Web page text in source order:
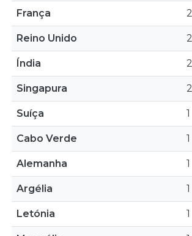
França 2
Reino Unido 2
Índia 2
Singapura 2
Suíça 1
Cabo Verde 1
Alemanha 1
Argélia 1
Letónia 1